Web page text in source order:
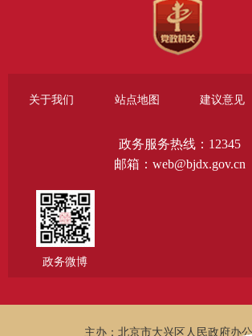
关于我们 站点地图 建议意见
政务服务热线：12345
邮箱：web@bjdx.gov.cn
政务微博
主办：北京市大兴区人民政府办